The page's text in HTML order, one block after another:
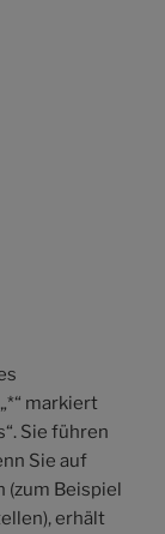
markiert
Sie führen
Sie auf
(zum Beispiel
erhält